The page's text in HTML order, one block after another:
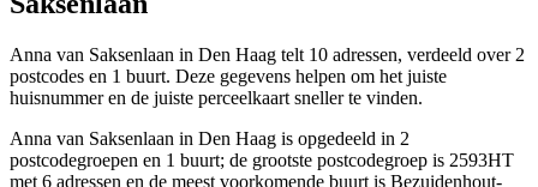
Anna van Saksenlaan in Den Haag telt 10 adressen, verdeeld over 2
postcodes en 1 buurt. Deze gegevens helpen om het juiste
huisnummer en de juiste perceelkaart sneller te vinden.
Anna van Saksenlaan in Den Haag is opgedeeld in 2
postcodegroepen en 1 buurt; de grootste postcodegroep is 2593HT
met 6 adressen en de meest voorkomende buurt is Bezuidenhout-